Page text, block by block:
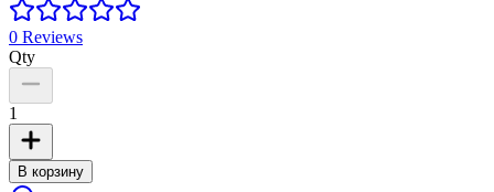
0 Reviews
Qty
1
В корзину